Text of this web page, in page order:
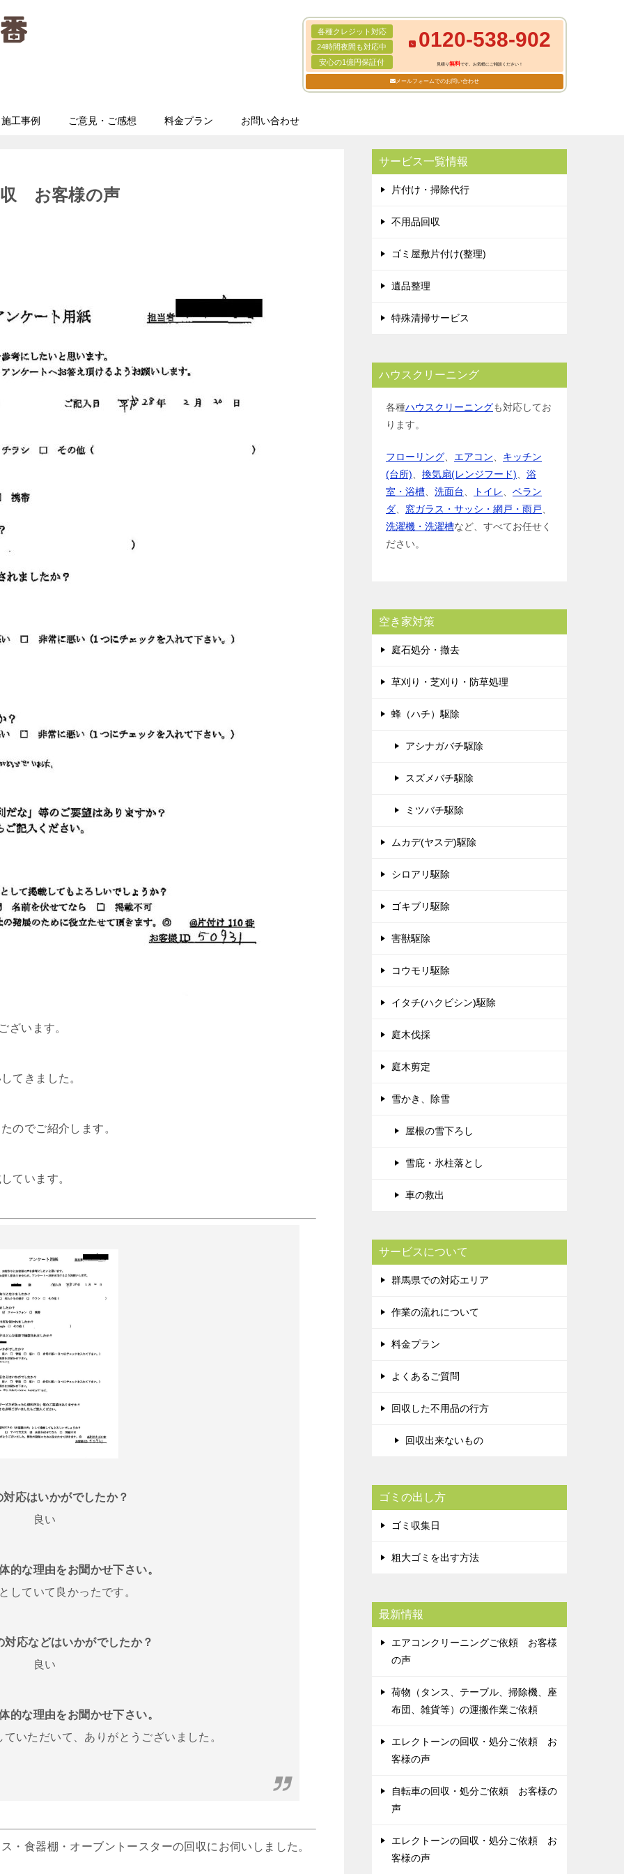
各種クレジット対応
24時間夜間も対応中
安心の1億円保証付
0120-538-902
見積り無料です。お気軽にご相談ください！
メールフォームでのお問い合わせ
施工事例 ご意見・ご感想 料金プラン お問い合わせ
収 お客様の声
ざいます。
てきました。
のでご紹介します。
ています。
対応はいかがでしたか？
良い
的な理由をお聞かせ下さい。
していて良かったです。
対応などはいかがでしたか？
良い
的な理由をお聞かせ下さい。
いただいて、ありがとうございました。
・食器棚・オーブントースターの回収にお伺いしました。
サービス一覧情報
片付け・掃除代行
不用品回収
ゴミ屋敷片付け(整理)
遺品整理
特殊清掃サービス
ハウスクリーニング
各種ハウスクリーニングも対応してお
ります。
フローリング エアコン
キッチン
(台所)
換気扇(レンジフード)
浴
室・浴槽
洗面台 トイレ
ベラン
ダ
窓ガラス・サッシ・網戸・雨戸
洗濯機・洗濯槽など、すべてお任せく
ださい。
空き家対策
庭石処分・撤去
草刈り・芝刈り・防草処理
蜂（ハチ）駆除
アシナガバチ駆除
スズメバチ駆除
ミツバチ駆除
ムカデ(ヤスデ)駆除
シロアリ駆除
ゴキブリ駆除
害獣駆除
コウモリ駆除
イタチ(ハクビシン)駆除
庭木伐採
庭木剪定
雪かき、除雪
屋根の雪下ろし
雪庇・氷柱落とし
車の救出
サービスについて
群馬県での対応エリア
作業の流れについて
料金プラン
よくあるご質問
回収した不用品の行方
回収出来ないもの
ゴミの出し方
ゴミ収集日
粗大ゴミを出す方法
最新情報
エアコンクリーニングご依頼 お客様
の声
荷物（タンス、テーブル、掃除機、座
布団、雑貨等）の運搬作業ご依頼
エレクトーンの回収・処分ご依頼 お
客様の声
自転車の回収・処分ご依頼 お客様の
声
エレクトーンの回収・処分ご依頼 お
客様の声